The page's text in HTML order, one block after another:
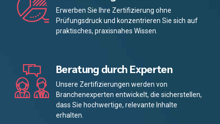
Erwerben Sie Ihre Zertifizierung ohne
Prüfungsdruck und konzentrieren Sie sich auf
praktisches, praxisnahes Wissen.
Beratung durch Experten
Unsere Zertifizierungen werden von
Branchenexperten entwickelt, die sicherstellen,
dass Sie hochwertige, relevante Inhalte
erhalten.